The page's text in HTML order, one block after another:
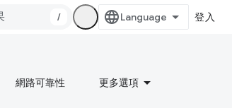
/ 登入
網路可靠性 更多選項